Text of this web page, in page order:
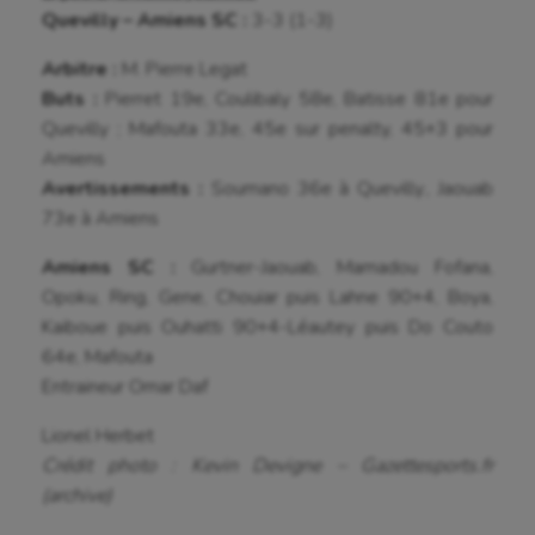
Korfbal
Moto
Natation artistique
Outdoor
Paddle
Parkour
Patinage artistique
Quevilly – Amiens SC :
Arbitre :
M. Pierre Legat
Buts :
Pierret 19e, Coulibaly 58e, Batisse 81e pour
Quevilly ; Mafouta 33e, 45e sur penalty, 45+3 pour
Amiens
Avertissements :
Soumano 36e à Quevilly., Jaouab
73e à Amiens
Amiens SC :
Gurtner-Jaouab, Mamadou Fofana,
Opoku, Ring, Gene, Chouiar puis Lahne 90+4, Boya,
Kaiboue puis Ouhatti 90+4-Léautey puis Do Couto
64e, Mafouta
Entraineur Omar Daf
Lionel Herbet
Crédit photo : Kevin Devigne – Gazettesports.fr
(archive)